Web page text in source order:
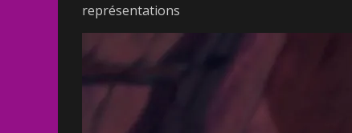
représentations